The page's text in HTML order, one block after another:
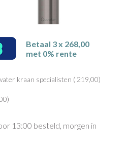
Betaal 3 x 268,00
met 0% rente
kraan specialisten ( 219,00)
)
13:00 besteld, morgen in